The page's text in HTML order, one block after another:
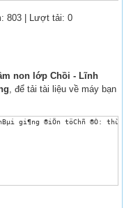
803 | Lượt tải: 0
non lớp Chồi - Lĩnh
, để tải tài liệu về máy bạn
gi¶ng ®iÖn töChñ